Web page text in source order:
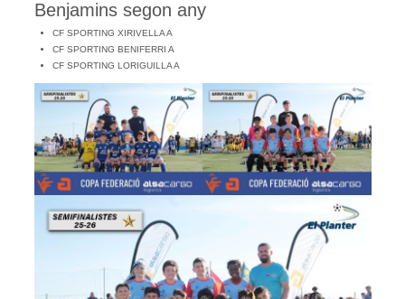
Benjamins segon any
CF SPORTING XIRIVELLA A
CF SPORTING BENIFERRI A
CF SPORTING LORIGUILLA A